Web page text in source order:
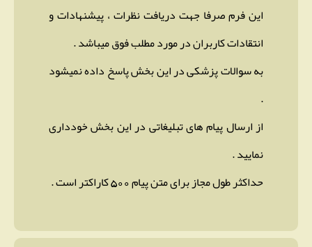
این فرم صرفا جهت دریافت نظرات ، پیشنهادات و
انتقادات کاربران در مورد مطلب فوق میباشد .
به سوالات پزشکی در این بخش پاسخ داده نمیشود
.
از ارسال پیام های تبلیغاتی در این بخش خودداری
نمایید .
حداکثر طول مجاز برای متن پیام 500 کاراکتر است .